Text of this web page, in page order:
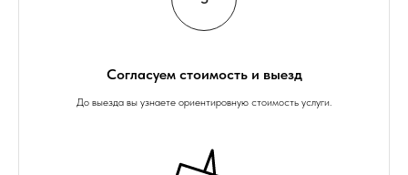
Согласуем стоимость и выезд
До выезда вы узнаете ориентировную стоимость услуги.